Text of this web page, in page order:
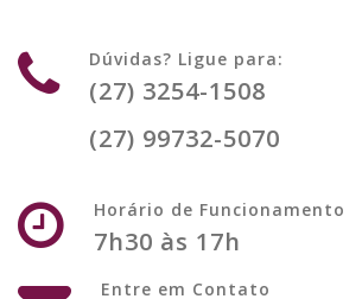
Fale com a
Dúvidas? Ligue para:
(27) 3254-1508
(27) 99732-5070